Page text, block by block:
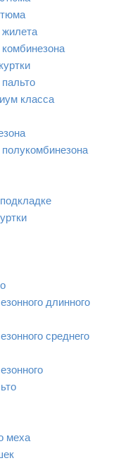
жилета
класса
длинного
среднего
меха